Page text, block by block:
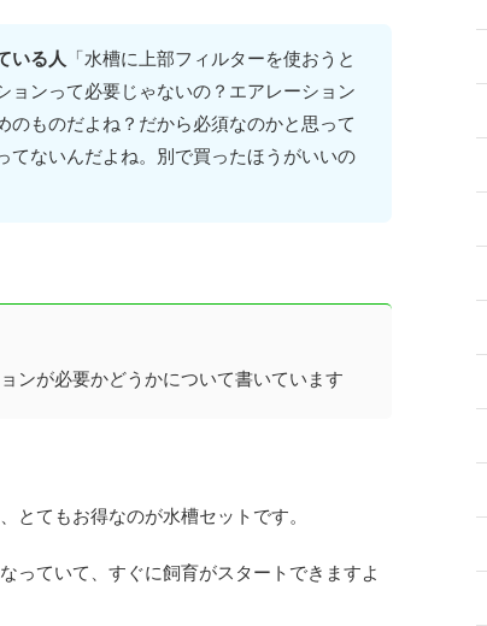
いる人 「水槽に上部フィルターを使おうと
ョンって必要じゃないの？エアレーション
のものだよね？だから必須なのかと思って
てないんだよね。別で買ったほうがいいの
ンが必要かどうかについて書いています
とてもお得なのが水槽セットです。
っていて、すぐに飼育がスタートできますよ